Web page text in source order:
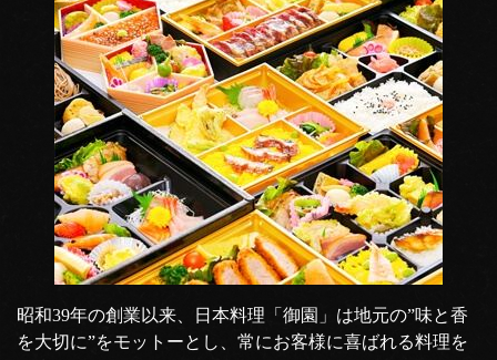
昭和39年の創業以来、日本料理「御園」は地元の”味と香
を大切に”をモットーとし、常にお客様に喜ばれる料理を